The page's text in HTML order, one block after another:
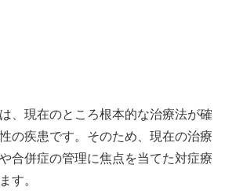
、現在のところ根本的な治療法が確
の疾患です。そのため、現在の治療
合併症の管理に焦点を当てた対症療
す。